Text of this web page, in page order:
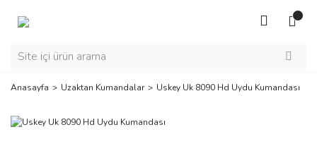
Anasayfa Uzaktan Kumandalar Uskey Uk 8090 Hd Uydu Kumandası